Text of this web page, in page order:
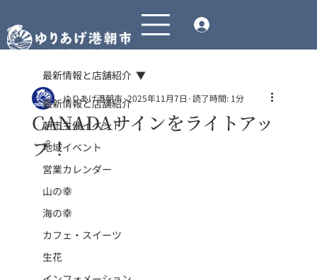
最新情報と店舗紹介
朝市主催イベント
地域イベント
営業カレンダー
山の幸
海の幸
カフェ・スイーツ
生花
最新情報と店舗紹介
CANADAサインをライトアッ
プ！
ゆりあげ港朝市 2025年11月7日 読了時間: 1分